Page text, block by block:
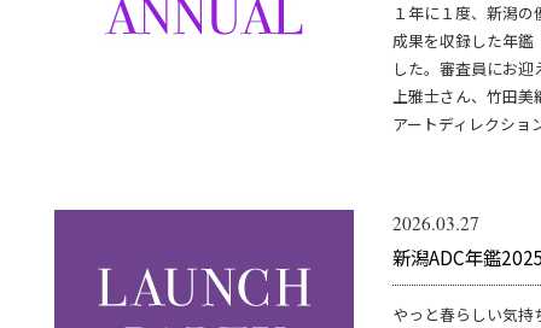
１年に１度、新潟
成果を収録した年鑑
した。審査員にお
上雅士さん、竹田美
アートディレクショ
2026.03.27
新潟ADC年鑑
やっと春らしい気持